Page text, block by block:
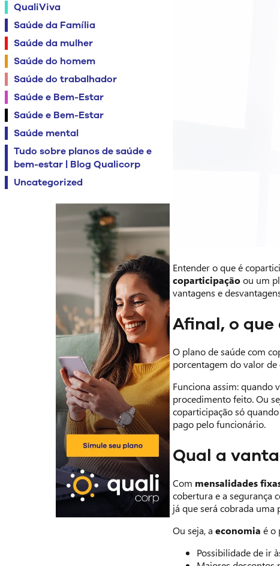
QualiViva
Saúde da Família
Saúde da mulher
Saúde do homem
Saúde do trabalhador
Saúde e Bem-Estar
Saúde e Bem-Estar
Saúde mental
Tudo sobre planos de saúde e
bem-estar | Blog Qualicorp
Uncategorized
Entender o que é
coparticipaçãoou um
vantagens e
Afinal, o
O plano de saúde com
porcentagem do valor de
Funciona assim: quando
procedimento feito. Ou
coparticipação só
pago pelo funcionário.
Qual a
Com mensalidades
cobertura e a segurança
já que será cobrada
Ou seja, a economia é o
Possibilidade de ir